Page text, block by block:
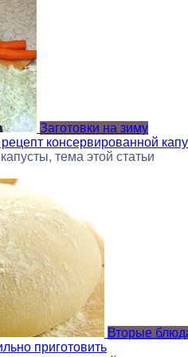
Заготовки на зиму
консервированной
тема этой статьи
Вторые
приготовить